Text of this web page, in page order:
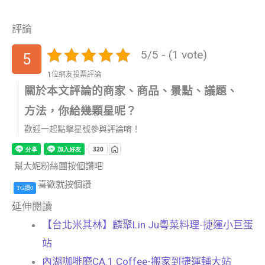
評論
5 5/5 - (1 vote)
1位網友投票評論
關於本文評論的商家、商品、景點、議題、
方法，你給幾顆星呢？
歡迎一起點擊星號參與評論唷！
幫大妮粉絲團按個讚吧
TG讚0 喜歡就按個讚
延伸閱讀
【台北米其林】麟聚Lin Ju粵菜料理-捷運小巨蛋
站
內湖咖啡廳CA.1 Coffee-搬家到捷運輔大站